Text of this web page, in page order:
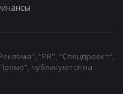
"PR", "Спецпроект",
публикуются на